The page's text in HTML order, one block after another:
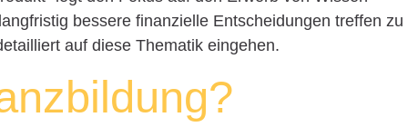
bessere finanzielle Entscheidungen treffen zu
auf diese Thematik eingehen.